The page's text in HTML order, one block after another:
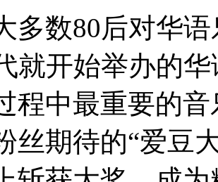
数80后对华语
就开始举办的
程中最重要的
丝期待的“爱豆